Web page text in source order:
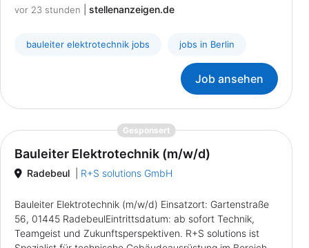
vor 23 stunden stellenanzeigen.de
bauleiter elektrotechnik jobs jobs in Berlin
Job ansehen
Gesponsert{prompt.job}
Bauleiter Elektrotechnik (m/w/d)
Radebeul R+S solutions GmbH
Bauleiter Elektrotechnik (m/w/d) Einsatzort: Gartenstraße
56, 01445 RadebeulEintrittsdatum: ab sofort Technik,
Teamgeist und Zukunftsperspektiven. R+S solutions ist